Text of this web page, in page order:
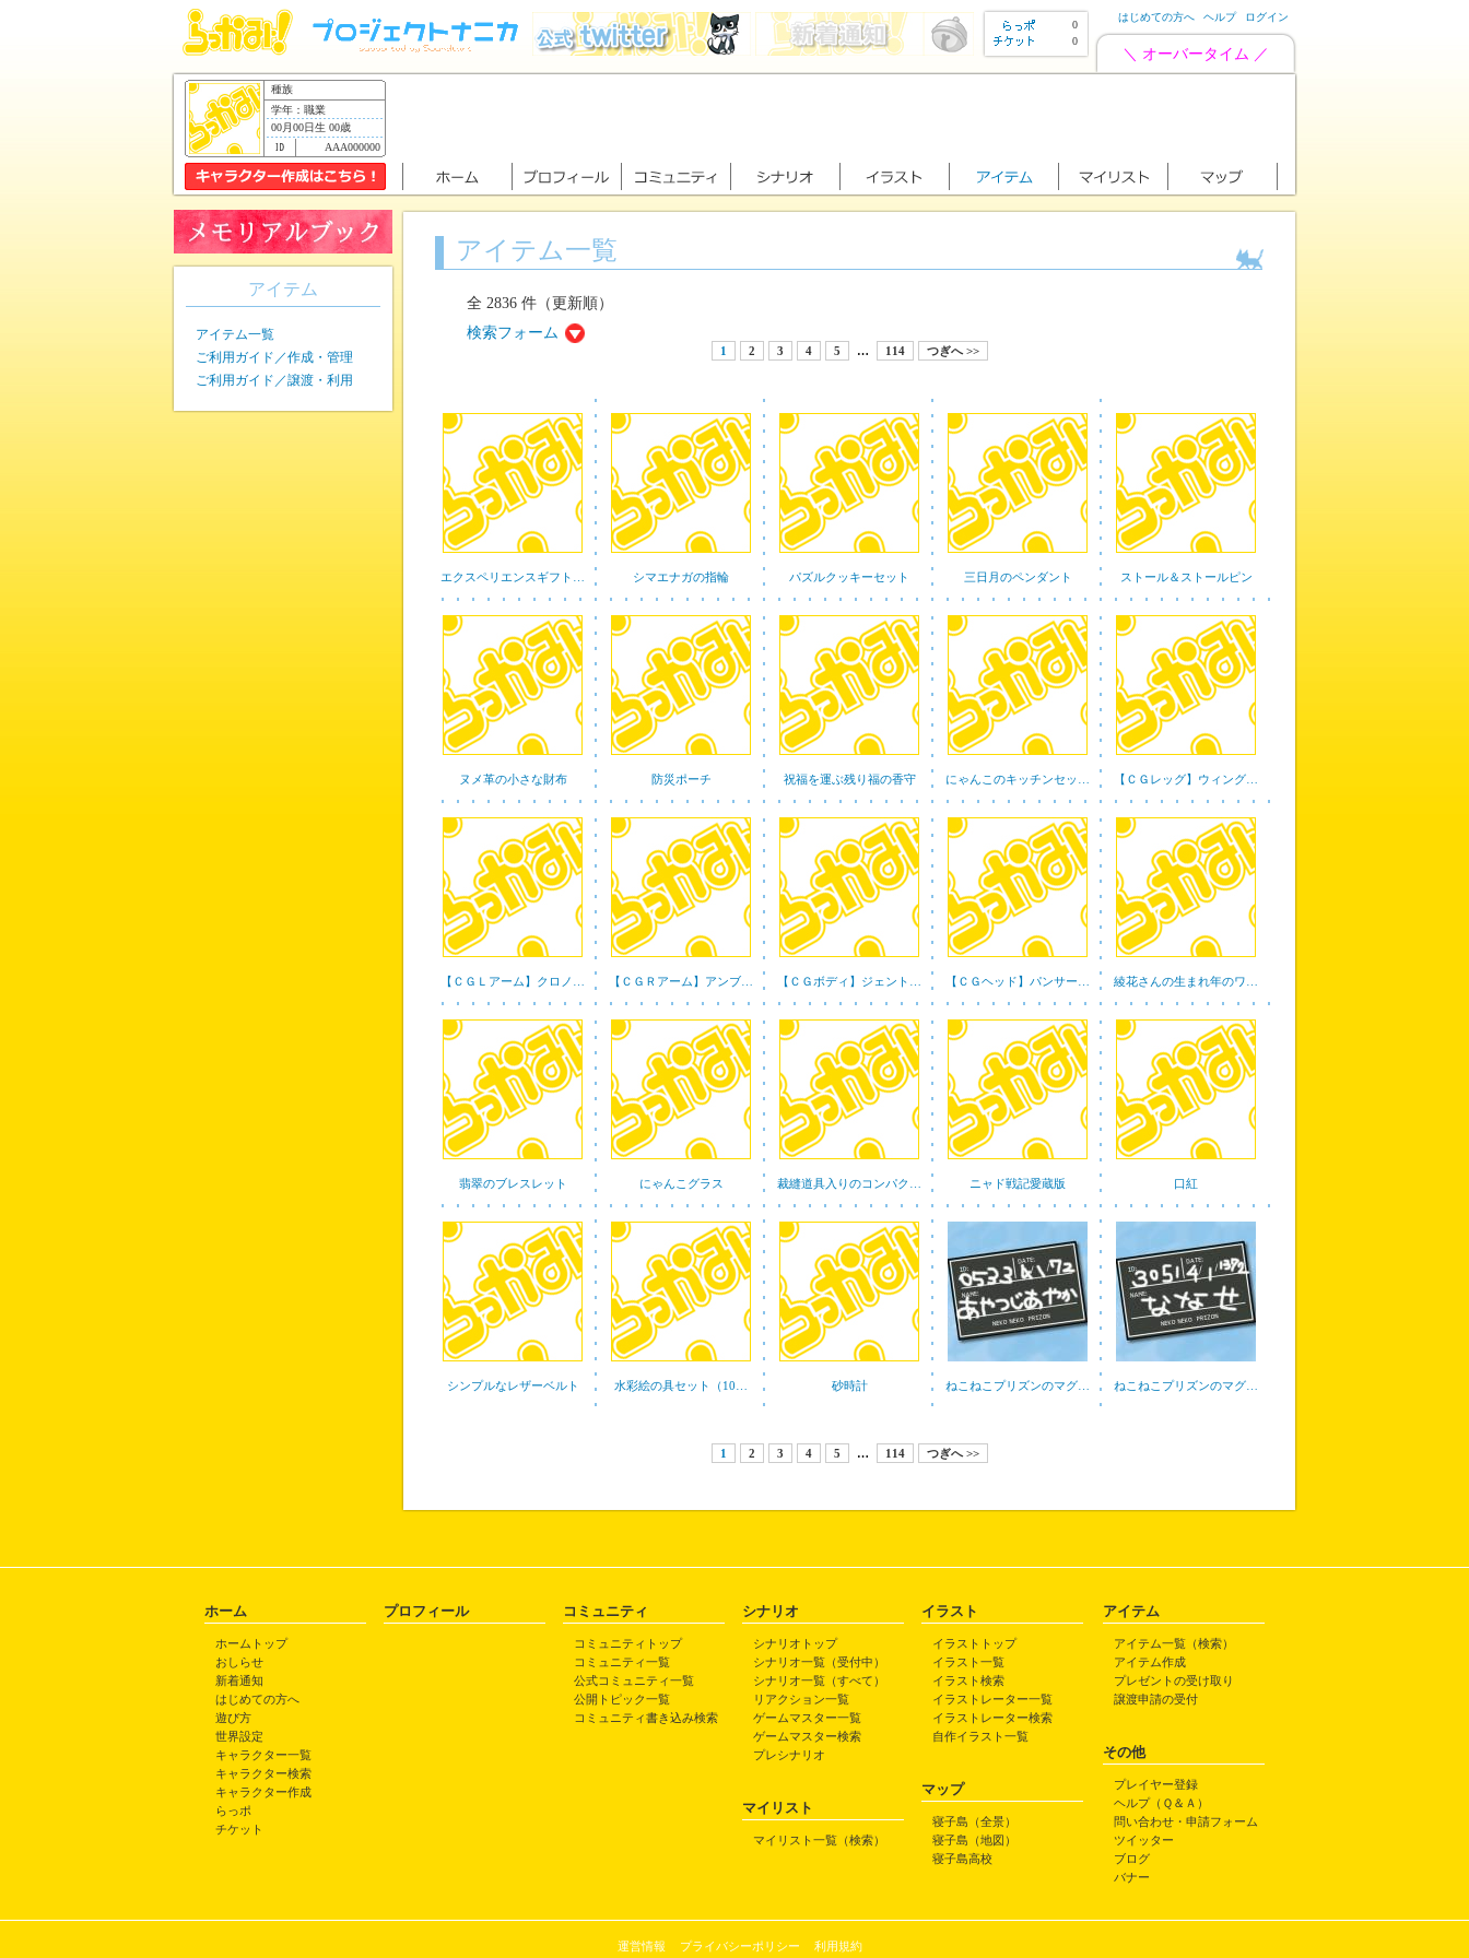
0
0
はじめての方へ ヘルプ ログイン
＼ オーバータイム ／
種族
学年：職業
00月00日生 00歳
AAA000000
アイテム一覧
全 2836 件（更新順）
検索フォーム
1 2 3 4 5 … 114 つぎへ >>
エクスペリエンスギフト… シマエナガの指輪 パズルクッキーセット 三日月のペンダント ストール＆ストールピン
ヌメ革の小さな財布 防災ポーチ 祝福を運ぶ残り福の香守 にゃんこのキッチンセッ… 【ＣＧレッグ】ウィング…
【ＣＧＬアーム】クロノ… 【ＣＧＲアーム】アンブ… 【ＣＧボディ】ジェント… 【ＣＧヘッド】パンサー… 綾花さんの生まれ年のワ…
翡翠のブレスレット にゃんこグラス 裁縫道具入りのコンパク… ニャド戦記愛蔵版 口紅
シンプルなレザーベルト 水彩絵の具セット（10… 砂時計 ねこねこプリズンのマグ… ねこねこプリズンのマグ…
1 2 3 4 5 … 114 つぎへ >>
アイテム
アイテム一覧
ご利用ガイド／作成・管理
ご利用ガイド／譲渡・利用
ホーム
ホームトップ
おしらせ
新着通知
はじめての方へ
遊び方
世界設定
キャラクター一覧
キャラクター検索
キャラクター作成
らっポ
チケット
プロフィール コミュニティ
コミュニティトップ
コミュニティ一覧
公式コミュニティ一覧
公開トピック一覧
コミュニティ書き込み検索
シナリオ
シナリオトップ
シナリオ一覧（受付中）
シナリオ一覧（すべて）
リアクション一覧
ゲームマスター一覧
ゲームマスター検索
プレシナリオ
マイリスト
マイリスト一覧（検索）
イラスト
イラストトップ
イラスト一覧
イラスト検索
イラストレーター一覧
イラストレーター検索
自作イラスト一覧
マップ
寝子島（全景）
寝子島（地図）
寝子島高校
アイテム
アイテム一覧（検索）
アイテム作成
プレゼントの受け取り
譲渡申請の受付
その他
プレイヤー登録
ヘルプ（Ｑ＆Ａ）
問い合わせ・申請フォーム
ツイッター
ブログ
バナー
運営情報 プライバシーポリシー 利用規約